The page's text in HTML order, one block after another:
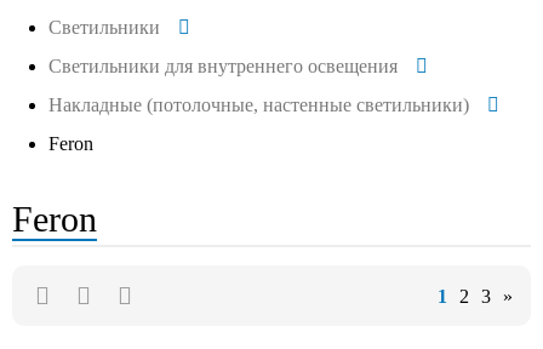
Светильники
Светильники для внутреннего освещения
Накладные (потолочные, настенные светильники)
Feron
Feron
1 2 3 »